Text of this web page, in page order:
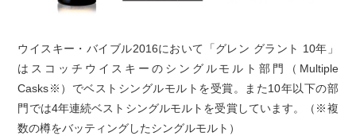
ウイスキー・バイブル2016において「グレン グラント 10年」
はスコッチウイスキーのシングルモルト部門（Multiple
Casks※）でベストシングルモルトを受賞。また10年以下の部
門では4年連続ベストシングルモルトを受賞しています。（※複
数の樽をバッティングしたシングルモルト）